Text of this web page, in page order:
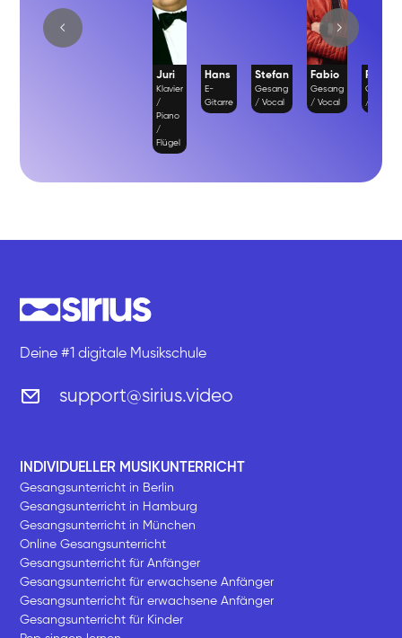
Juri
Klavier
/
Piano
/
Flügel
Hans
E-
Gitarre
Stefan
Gesang
/ Vocal
Fabio
Gesang
/ Vocal
Gesang
/ Vocal
Deine #1 digitale Musikschule
support@sirius.video
INDIVIDUELLER MUSIKUNTERRICHT
Gesangsunterricht in Berlin
Gesangsunterricht in Hamburg
Gesangsunterricht in München
Online Gesangsunterricht
Gesangsunterricht für Anfänger
Gesangsunterricht für erwachsene Anfänger
Gesangsunterricht für erwachsene Anfänger
Gesangsunterricht für Kinder